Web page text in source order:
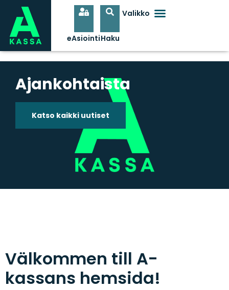
Ajankohtaista
Katso kaikki uutiset
Välkommen till A-
kassans hemsida!